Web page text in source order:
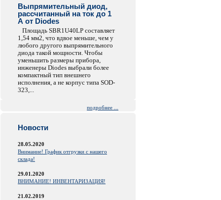
Выпрямительный диод,
рассчитанный на ток до 1
А от Diodes
Площадь SBR1U40LP составляет
1,54 мм2, что вдвое меньше, чем у
любого другого выпрямительного
диода такой мощности. Чтобы
уменьшить размеры прибора,
инженеры Diodes выбрали более
компактный тип внешнего
исполнения, а не корпус типа SOD-
323,...
подробнее ...
Новости
28.05.2020
Внимание! График отгрузки с нашего
склада!
29.01.2020
ВНИМАНИЕ! ИНВЕНТАРИЗАЦИЯ!
21.02.2019